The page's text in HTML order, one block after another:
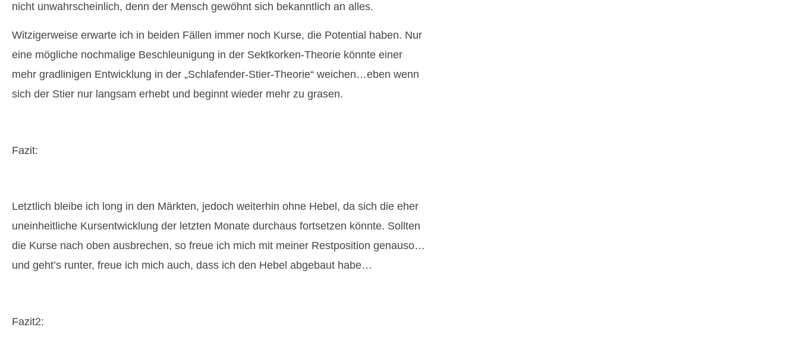
nicht unwahrscheinlich, denn der Mensch gewöhnt sich bekanntlich an alles.
Witzigerweise erwarte ich in beiden Fällen immer noch Kurse, die Potential haben. Nur
eine mögliche nochmalige Beschleunigung in der Sektkorken-Theorie könnte einer
mehr gradlinigen Entwicklung in der „Schlafender-Stier-Theorie“ weichen…eben wenn
sich der Stier nur langsam erhebt und beginnt wieder mehr zu grasen.
Fazit:
Letztlich bleibe ich long in den Märkten, jedoch weiterhin ohne Hebel, da sich die eher
uneinheitliche Kursentwicklung der letzten Monate durchaus fortsetzen könnte. Sollten
die Kurse nach oben ausbrechen, so freue ich mich mit meiner Restposition genauso…
und geht’s runter, freue ich mich auch, dass ich den Hebel abgebaut habe…
Fazit2: